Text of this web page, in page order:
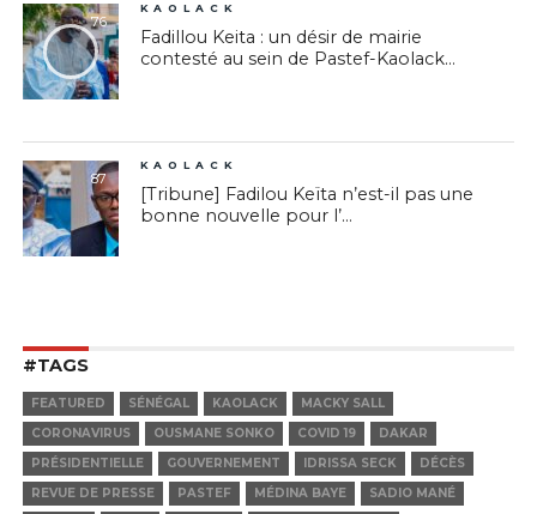
76
KAOLACK
Fadillou Keita : un désir de mairie
contesté au sein de Pastef-Kaolack...
87
KAOLACK
[Tribune] Fadilou Keïta n’est-il pas une
bonne nouvelle pour l’...
#TAGS
FEATURED SÉNÉGAL KAOLACK
MACKY SALL
CORONAVIRUS
OUSMANE SONKO COVID 19
DAKAR
PRÉSIDENTIELLE
GOUVERNEMENT IDRISSA SECK
DÉCÈS
REVUE DE PRESSE
PASTEF MÉDINA BAYE
SADIO MANÉ